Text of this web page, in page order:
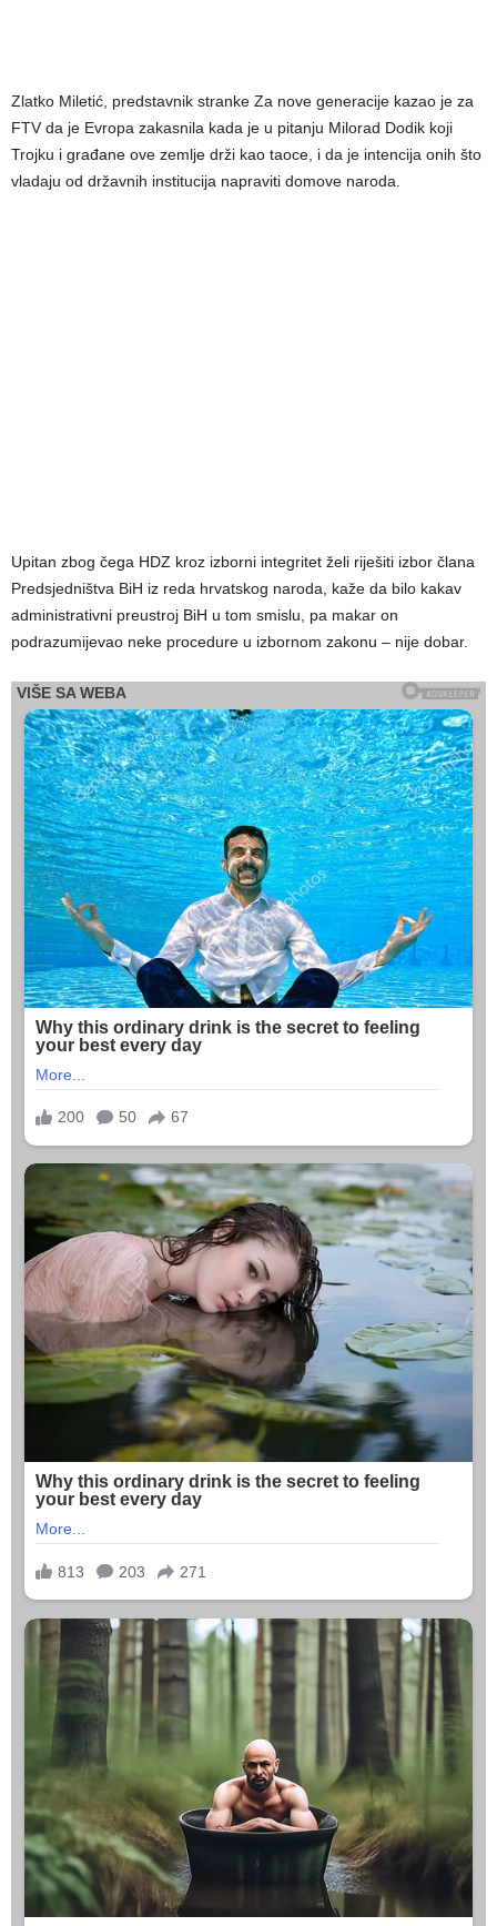
Zlatko Miletić, predstavnik stranke Za nove generacije kazao je za
FTV da je Evropa zakasnila kada je u pitanju Milorad Dodik koji
Trojku i građane ove zemlje drži kao taoce, i da je intencija onih što
vladaju od državnih institucija napraviti domove naroda.
Upitan zbog čega HDZ kroz izborni integritet želi riješiti izbor člana
Predsjedništva BiH iz reda hrvatskog naroda, kaže da bilo kakav
administrativni preustroj BiH u tom smislu, pa makar on
podrazumijevao neke procedure u izbornom zakonu – nije dobar.